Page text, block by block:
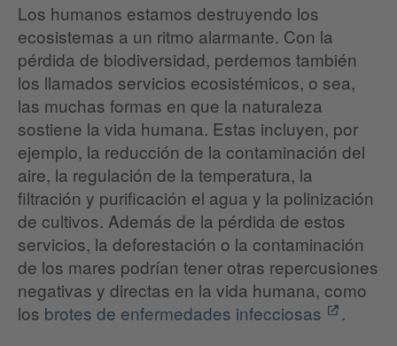
Los humanos estamos destruyendo los
ecosistemas a un ritmo alarmante. Con la
pérdida de biodiversidad, perdemos también
los llamados servicios ecosistémicos, o sea,
las muchas formas en que la naturaleza
sostiene la vida humana. Estas incluyen, por
ejemplo, la reducción de la contaminación del
aire, la regulación de la temperatura, la
filtración y purificación el agua y la polinización
de cultivos. Además de la pérdida de estos
servicios, la deforestación o la contaminación
de los mares podrían tener otras repercusiones
negativas y directas en la vida humana, como
los brotes de enfermedades infecciosas
.